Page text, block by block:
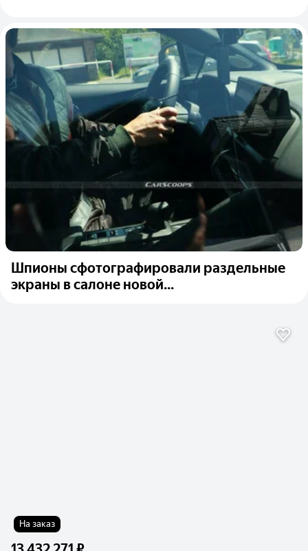
Шпионы сфотографировали раздельные
экраны в салоне новой...
На заказ